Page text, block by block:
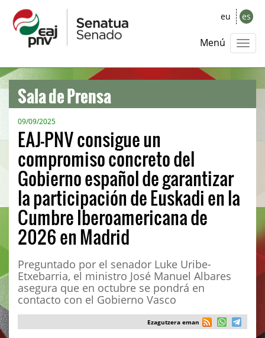
eu es
Menú
Sala de Prensa
09/09/2025
EAJ-PNV consigue un
compromiso concreto del
Gobierno español de garantizar
la participación de Euskadi en la
Cumbre Iberoamericana de
2026 en Madrid
Preguntado por el senador Luke Uribe-
Etxebarria, el ministro José Manuel Albares
asegura que en octubre se pondrá en
contacto con el Gobierno Vasco
Ezagutzera eman